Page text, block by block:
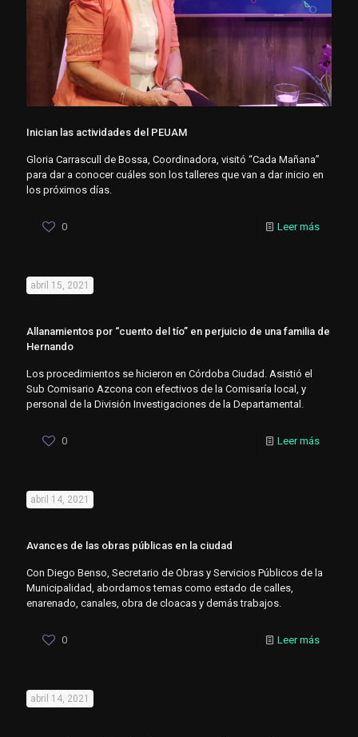
Inician las actividades del PEUAM
Gloria Carrascull de Bossa, Coordinadora, visitó “Cada Mañana”
para dar a conocer cuáles son los talleres que van a dar inicio en
los próximos días.
0 Leer más
abril 15, 2021
Allanamientos por “cuento del tío” en perjuicio de una familia de
Hernando
Los procedimientos se hicieron en Córdoba Ciudad. Asistió el
Sub Comisario Azcona con efectivos de la Comisaría local, y
personal de la División Investigaciones de la Departamental.
0 Leer más
abril 14, 2021
Avances de las obras públicas en la ciudad
Con Diego Benso, Secretario de Obras y Servicios Públicos de la
Municipalidad, abordamos temas como estado de calles,
enarenado, canales, obra de cloacas y demás trabajos.
0 Leer más
abril 14, 2021